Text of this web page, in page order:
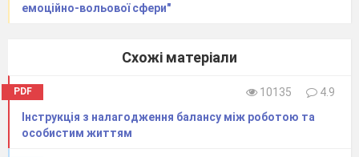
емоційно-вольової сфери"
Схожі матеріали
PDF 10135
4.9
Інструкція з налагодження балансу між роботою та
особистим життям